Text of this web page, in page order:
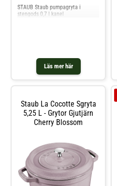
Läs mer här
STAUB Staub pumpagryta i
stengods 0,7 l kanel
Staub La Cocotte Sgryta
5,25 L - Grytor Gjutjärn
Cherry Blossom